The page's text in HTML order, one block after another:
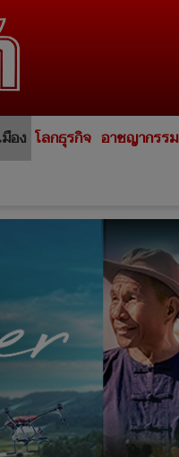
อง โลกธุรกิจ อาชญากรรม